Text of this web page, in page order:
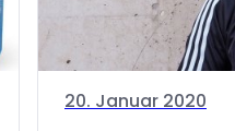
20. Januar 2020